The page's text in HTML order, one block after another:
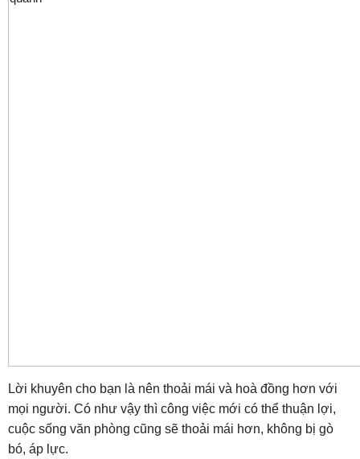
Lời khuyên cho bạn là nên thoải mái và hoà đồng hơn với
mọi người. Có như vậy thì công việc mới có thể thuận lợi,
cuộc sống văn phòng cũng sẽ thoải mái hơn, không bị gò
bó, áp lực.